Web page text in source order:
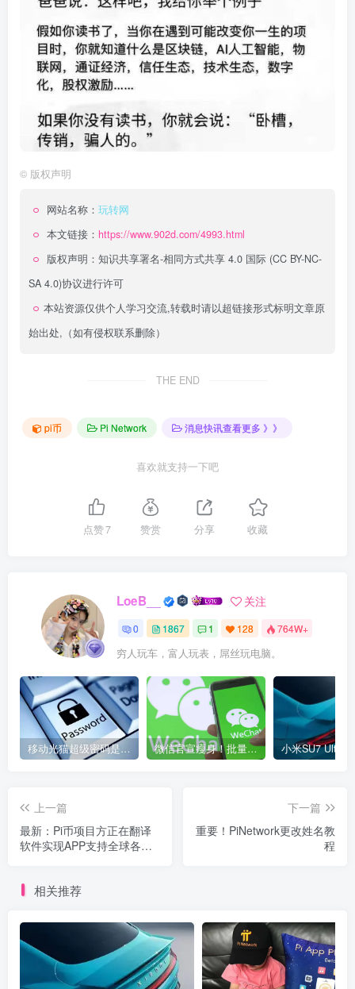
© 版权声明
网站名称： 玩转网
本文链接： https://www.902d.com/4993.html
版权声明： 知识共享署名-相同方式共享 4.0 国际 (CC BY-NC-
SA 4.0)协议进行许可
本站资源仅供个人学习交流,转载时请以超链接形式标明文章原
始出处,（如有侵权联系删除）
THE END
pi币 Pi Network 消息快讯查看更多 》》
喜欢就支持一下吧
点赞7 赞赏 分享 收藏
LoeB__ 关注
0 1867 1 128 764W+
穷人玩车，富人玩表，屌丝玩电脑。
移动光猫超级密码是多少？移动光猫超级管理员后台账号与密码 微信官宣瘦身！批量清理原图新功能来了 安卓、iOS均可使用
上一篇
最新：Pi币项目方正在翻译
软件实现APP支持全球各地
下一篇
重要！PiNetwork更改姓名教
程
相关推荐